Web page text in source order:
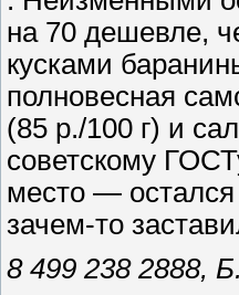
на 70 дешевле,
кусками
полновесная
(85 р./100 г) и
советскому
место —
зачем-то
8 499 238 2888,